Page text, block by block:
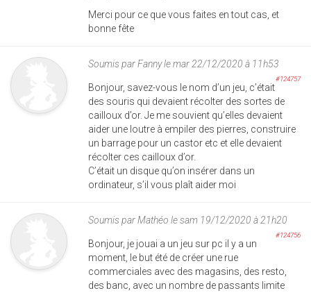
Merci pour ce que vous faites en tout cas, et
bonne fête
Soumis parFannyle mar 22/12/2020 à 11h53
#124757
Bonjour, savez-vous le nom d’un jeu, c’était
des souris qui devaient récolter des sortes de
cailloux d’or. Je me souvient qu’elles devaient
aider une loutre à empiler des pierres, construire
un barrage pour un castor etc et elle devaient
récolter ces cailloux d’or.
C’était un disque qu’on insérer dans un
ordinateur, s’il vous plaît aider moi
Soumis parMathéo le sam 19/12/2020 à 21h20
#124756
Bonjour, je jouai a un jeu sur pc il y a un
moment, le but été de créer une rue
commerciales avec des magasins, des resto,
des banc, avec un nombre de passants limite